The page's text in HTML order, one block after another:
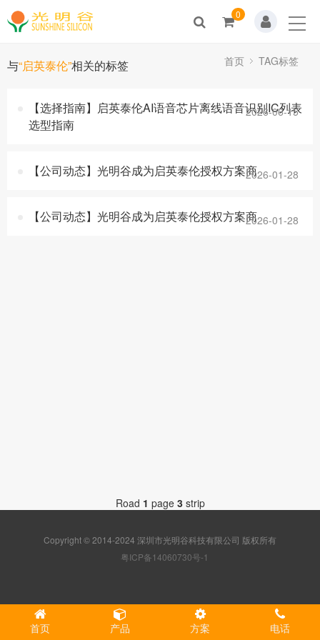
解决方案
0
与“启英泰伦”相关的标签 首页 TAG标签
【选择指南】启英泰伦AI语音芯片离线语音识别IC列表
选型指南
2026-06-15
【公司动态】光明谷成为启英泰伦授权方案商2026-01-28
【公司动态】光明谷成为启英泰伦授权方案商2026-01-28
Road 1 page 3strip
Copyright © 2014-2024 深圳市光明谷科技有限公司 版权所有
粤ICP备14060730号-1
首页 产品 方案 电话